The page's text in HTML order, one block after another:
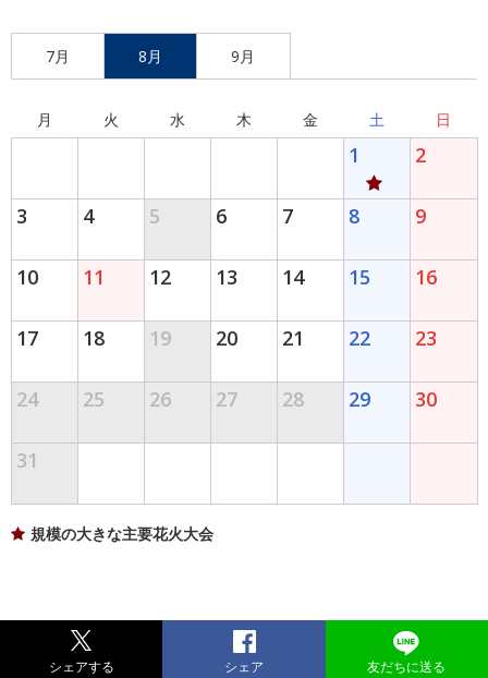
7月 8月 9月
月 火 水 木 金 土 日
1 2
3 4 5 6 7 8 9
10 11 12 13 14 15 16
17 18 19 20 21 22 23
24 25 26 27 28 29 30
31
規模の大きな主要花火大会
シェアする シェア 友だちに送る